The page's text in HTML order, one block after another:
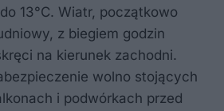
do 13°C. Wiatr, początkowo
z biegiem godzin
na kierunek zachodni.
wolno stojących
i podwórkach przed